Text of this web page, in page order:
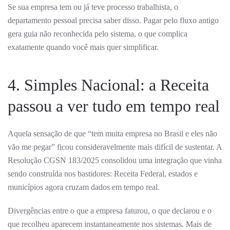
Se sua empresa tem ou já teve processo trabalhista, o
departamento pessoal precisa saber disso. Pagar pelo fluxo antigo
gera guia não reconhecida pelo sistema, o que complica
exatamente quando você mais quer simplificar.
4. Simples Nacional: a Receita
passou a ver tudo em tempo real
Aquela sensação de que “tem muita empresa no Brasil e eles não
vão me pegar” ficou consideravelmente mais difícil de sustentar. A
Resolução CGSN 183/2025 consolidou uma integração que vinha
sendo construída nos bastidores: Receita Federal, estados e
municípios agora cruzam dados em tempo real.
Divergências entre o que a empresa faturou, o que declarou e o
que recolheu aparecem instantaneamente nos sistemas. Mais de